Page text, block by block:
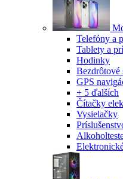
Telefóny a
Tablety a
Hodinky
Bezdrôtové
GPS
+ 5 ďalších
Čítačky
Vysielačky